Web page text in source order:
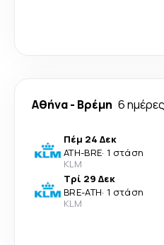
Αθήνα- Βρέμη 6 ημέρες
Πέμ 24 Δεκ
ATH-BRE· 1 στάση
KLM
Τρί 29 Δεκ
BRE-ATH· 1 στάση
KLM